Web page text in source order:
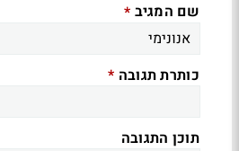
שם המגיב *
כותרת תגובה *
תוכן התגובה